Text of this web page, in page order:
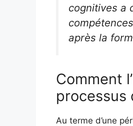
cognitives a
après la
Comment
processus
Au terme d’une